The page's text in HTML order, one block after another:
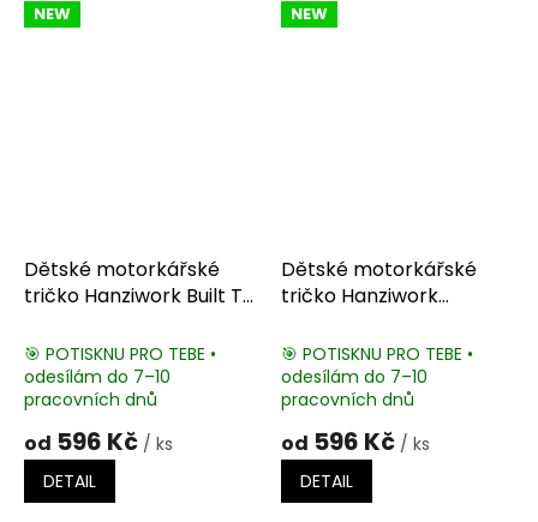
NEW
Dětské motorkářské
tričko Hanziwork Built To
🎯 POTISKNU PRO TEBE •
odesílám do 7–10
pracovních dnů
od 596 Kč / ks
DETAIL
NEW
Dětské motorkářské
tričko Hanziwork
🎯 POTISKNU PRO TEBE •
odesílám do 7–10
pracovních dnů
od 596 Kč / ks
DETAIL